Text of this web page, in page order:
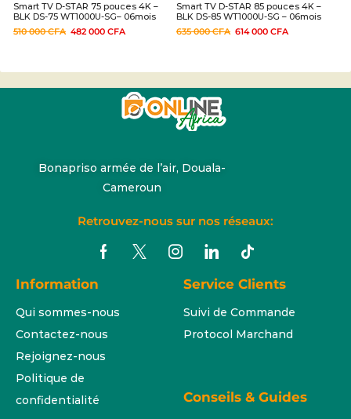
Smart TV D-STAR 75 pouces 4K –
BLK DS-75 WT1000U-SG– 06mois
510 000CFA 482 000 CFA
Smart TV D-STAR 85 pouces 4K –
BLK DS-85 WT1000U-SG – 06mois
635 000CFA 614 000 CFA
Bonapriso armée de l’air, Douala-
Cameroun
Retrouvez-nous sur nos réseaux:
Information
Qui sommes-nous
Contactez-nous
Rejoignez-nous
Politique de
confidentialité
Service Clients
Suivi de Commande
Protocol Marchand
Conseils & Guides